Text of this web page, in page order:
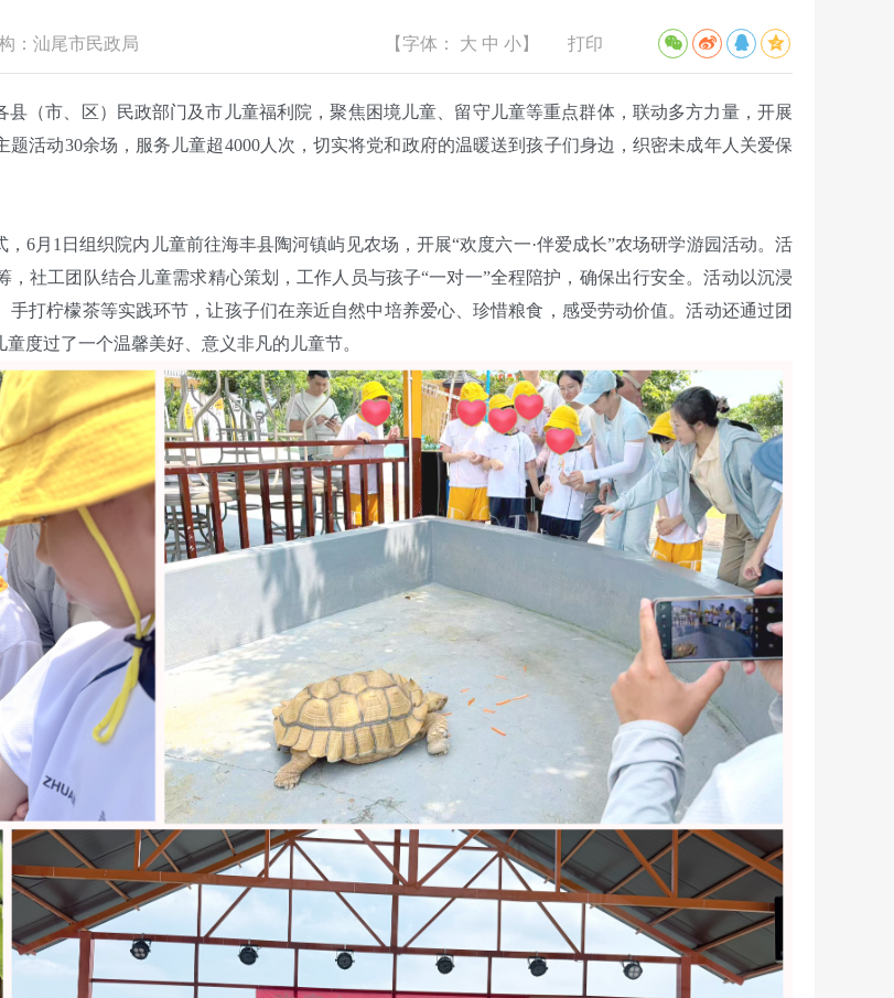
汕尾市民政局 【字体： 大 中 小】 打印
（市、区）民政部门及市儿童福利院，聚焦困境儿童、留守儿童等重点群体，联动多方力量，开展
活动30余场，服务儿童超4000人次，切实将党和政府的温暖送到孩子们身边，织密未成年人关爱保
月1日组织院内儿童前往海丰县陶河镇屿见农场，开展“欢度六一·伴爱成长”农场研学游园活动。活
社工团队结合儿童需求精心策划，工作人员与孩子“一对一”全程陪护，确保出行安全。活动以沉浸
打柠檬茶等实践环节，让孩子们在亲近自然中培养爱心、珍惜粮食，感受劳动价值。活动还通过团
度过了一个温馨美好、意义非凡的儿童节。